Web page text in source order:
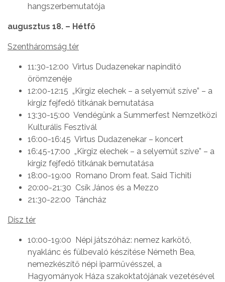
hangszerbemutatója
augusztus 18. – Hétfő
Szentháromság tér
11:30-12:00 Virtus Dudazenekar napindító
örömzenéje
12:00-12:15 „Kirgiz elechek – a selyemút szíve” – a
kirgiz fejfedő titkának bemutatása
13:30-15:00 Vendégünk a Summerfest Nemzetközi
Kulturális Fesztivál
16:00-16:45 Virtus Dudazenekar – koncert
16:45-17:00 „Kirgiz elechek – a selyemút szíve” – a
kirgiz fejfedő titkának bemutatása
18:00-19:00 Romano Drom feat. Said Tichiti
20:00-21:30 Csík János és a Mezzo
21:30-22:00 Táncház
Dísz tér
10:00-19:00 Népi játszóház: nemez karkötő,
nyaklánc és fülbevaló készítése Németh Bea,
nemezkészítő népi iparművésszel, a
Hagyományok Háza szakoktatójának vezetésével